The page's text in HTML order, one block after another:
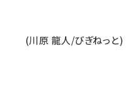
(川原 龍人/びぎねっと)